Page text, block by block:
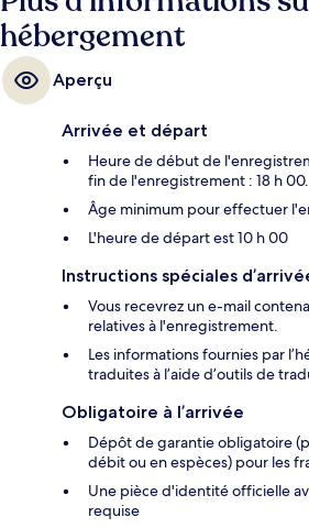
hébergement
Aperçu
Arrivée et départ
Heure de début de
fin de l'enregistrement : 18 h 00.
Âge minimum pour effectuer
L'heure de départ est 10 h 00
Instructions spéciales
Vous recevrez un e-mail
relatives à l'enregistrement.
Les informations fournies par
traduites à l’aide d’outils de
Obligatoire à l’arrivée
Dépôt de garantie obligatoire
débit ou en espèces) pour les
Une pièce d'identité officielle
requise